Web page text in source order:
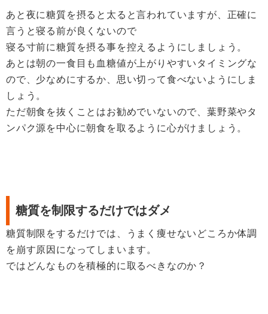
あと夜に糖質を摂ると太ると言われていますが、正確に
言うと寝る前が良くないので
寝る寸前に糖質を摂る事を控えるようにしましょう。
あとは朝の一食目も血糖値が上がりやすいタイミングな
ので、少なめにするか、思い切って食べないようにしま
しょう。
ただ朝食を抜くことはお勧めでいないので、葉野菜やタ
ンパク源を中心に朝食を取るように心がけましょう。
糖質を制限するだけではダメ
糖質制限をするだけでは、うまく痩せないどころか体調
を崩す原因になってしまいます。
ではどんなものを積極的に取るべきなのか？